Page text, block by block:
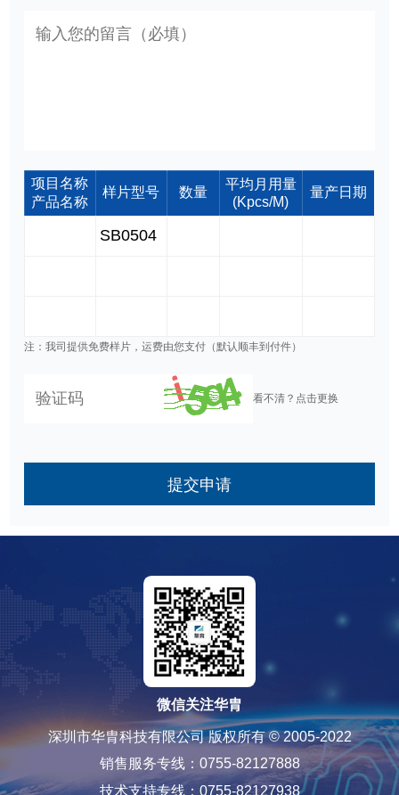
项目名称
产品名称
样片型号 数量
平均月用量
(Kpcs/M)
量产日期
注：我司提供免费样片，运费由您支付（默认顺丰到付件）
看不清？点击更换
提交申请
微信关注华胄
深圳市华胄科技有限公司 版权所有 © 2005-2022
销售服务专线：0755-82127888
技术支持专线：0755-82127938